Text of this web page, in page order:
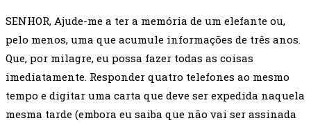
SENHOR, Ajude-me a ter a memória de um elefante ou,
pelo menos, uma que acumule informações de três anos.
Que, por milagre, eu possa fazer todas as coisas
imediatamente. Responder quatro telefones ao mesmo
tempo e digitar uma carta que deve ser expedida naquela
mesma tarde (embora eu saiba que não vai ser assinada